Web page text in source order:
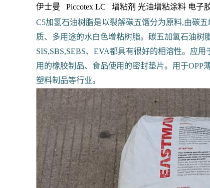
伊士曼 Piccotex LC 增粘剂 光油增粘涂料 电子
C5加氢石油树脂是以裂解碳五馏分为原料,由碳
质、多用途的水白色增粘树脂。碳五加氢石油树
SIS,SBS,SEBS、EVA都具有很好的相溶性。应
用的橡胶制品、食品使用的密封垫片。用于
塑料制品等行业。